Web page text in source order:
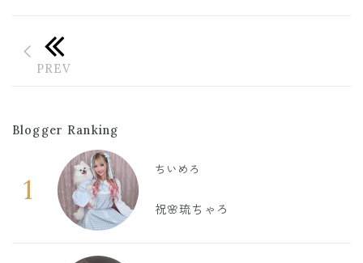
Blogger Ranking
1
ちいめろ
祝🌸琉ちゃろ